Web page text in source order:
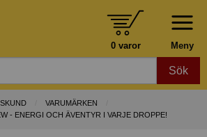
Meny
0 varor
Sök
VARUMÄRKEN
- ENERGI OCH ÄVENTYR I VARJE DROPPE!